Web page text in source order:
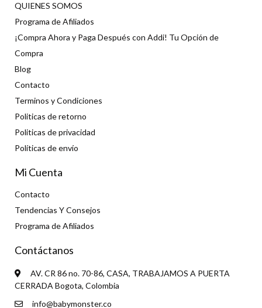
QUIENES SOMOS
Programa de Afiliados
¡Compra Ahora y Paga Después con Addi! Tu Opción de
Compra
Blog
Contacto
Terminos y Condiciones
Politicas de retorno
Politicas de privacidad
Políticas de envío
Mi Cuenta
Contacto
Tendencias Y Consejos
Programa de Afiliados
Contáctanos
AV. CR 86 no. 70-86, CASA, TRABAJAMOS A PUERTA
CERRADA Bogota, Colombia
info@babymonster.co